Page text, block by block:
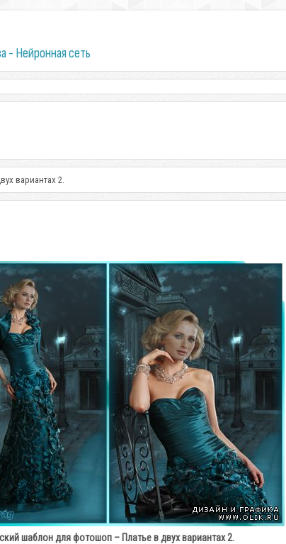
- Нейронная сеть
вариантах 2.
шаблон для фотошоп – Платье в двух вариантах 2.